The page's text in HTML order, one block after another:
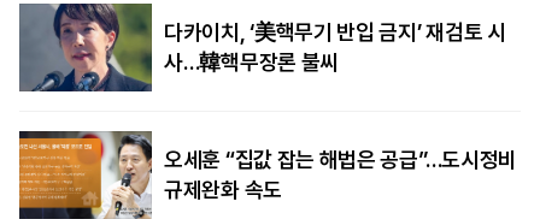
다카이치, ‘美핵무기 반입 금지’ 재검토 시
사…韓핵무장론 불씨
오세훈 “집값 잡는 해법은 공급”…도시정비
규제완화 속도